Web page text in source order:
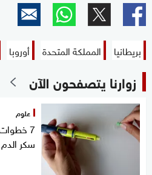
بريطانيا المملكة المتحدة أوروبا
زوارنا يتصفحون الآن
علوم
7
سكر